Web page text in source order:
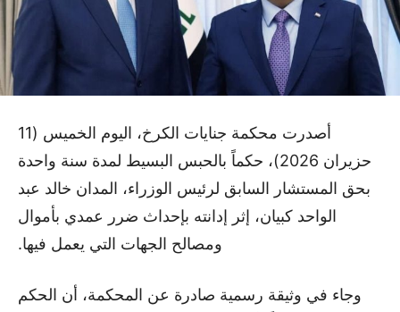
أصدرت محكمة جنايات الكرخ، اليوم الخميس (11
حزيران 2026)، حكماً بالحبس البسيط لمدة سنة واحدة
بحق المستشار السابق لرئيس الوزراء، المدان خالد عبد
الواحد كبيان، إثر إدانته بإحداث ضرر عمدي بأموال
ومصالح الجهات التي يعمل فيها.
وجاء في وثيقة رسمية صادرة عن المحكمة، أن الحكم